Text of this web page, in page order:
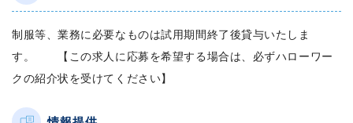
制服等、業務に必要なものは試用期間終了後貸与いたしま
す。 【この求人に応募を希望する場合は、必ずハローワー
クの紹介状を受けてください】